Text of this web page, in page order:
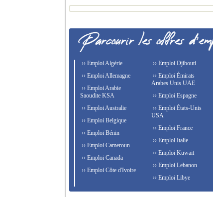
›› Emploi Algérie
›› Emploi Allemagne
›› Emploi Arabie
Saoudite KSA
›› Emploi Australie
›› Emploi Belgique
›› Emploi Bénin
›› Emploi Cameroun
›› Emploi Canada
›› Emploi Côte d'Ivoire
›› Emploi Djibouti
›› Emploi Émirats
Arabes Unis UAE
›› Emploi Espagne
›› Emploi États-Unis
USA
›› Emploi France
›› Emploi Italie
›› Emploi Kuwait
›› Emploi Lebanon
›› Emploi Libye